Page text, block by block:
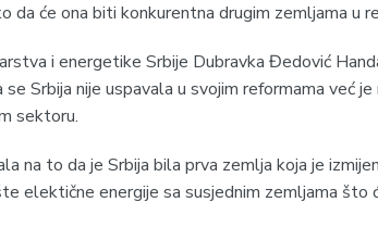
da će ona biti konkurentna drugim zemljama u
i energetike Srbije Dubravka Đedović
se Srbija nije uspavala u svojim reformama već
sektoru.
na to da je Srbija bila prva zemlja koja je
elektične energije sa susjednim zemljama što